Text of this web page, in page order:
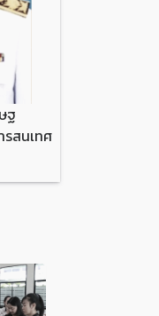
ฐ
รสนเทศ